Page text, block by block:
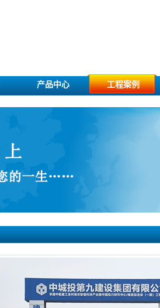
产品中心 工程案例